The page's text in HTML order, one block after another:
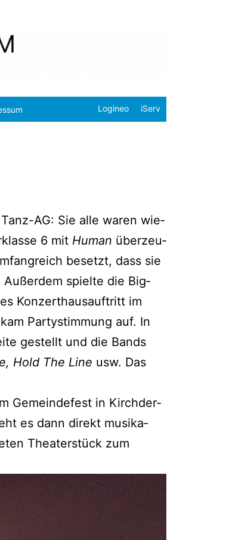
iServ
Logineo
AG: Sie alle waren wie­
6 mit Human über­zeu­
besetzt, dass sie
Außer­dem spiel­te die Big­
Kon­zert­haus­auf­tritt im
Par­ty­stim­mung auf. In
gestellt und die Bands
Hold The Line usw. Das
Gemein­de­fest in Kirch­der­
es dann direkt musi­ka­
Thea­ter­stück zum